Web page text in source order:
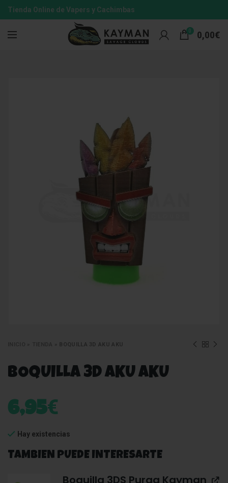
Tienda Online de Vapers y Cachimbas
0 0,00€
BOQUILLA 3D AKU AKU
BOQUILLA 3D AKU AKU
6,95€
Hay existencias
TAMBIEN PUEDE INTERESARTE
Boquilla 3DS Purga Kayman